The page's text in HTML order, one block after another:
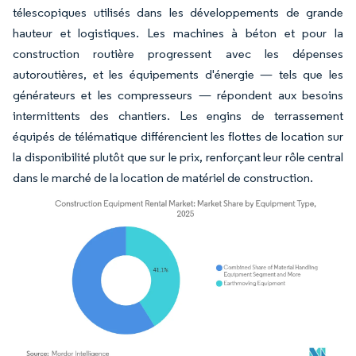
télescopiques utilisés dans les développements de grande
hauteur et logistiques. Les machines à béton et pour la
construction routière progressent avec les dépenses
autoroutières, et les équipements d'énergie — tels que les
générateurs et les compresseurs — répondent aux besoins
intermittents des chantiers. Les engins de terrassement
équipés de télématique différencient les flottes de location sur
la disponibilité plutôt que sur le prix, renforçant leur rôle central
dans le marché de la location de matériel de construction.